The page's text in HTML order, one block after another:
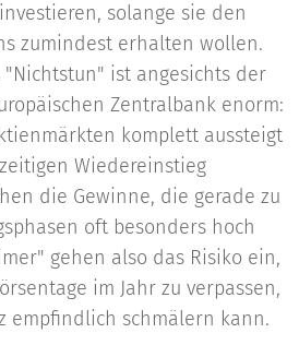
solange sie den
zumindest erhalten wollen.
"Nichtstun" ist angesichts der
Zentralbank enorm:
komplett aussteigt
Wiedereinstieg
die Gewinne, die gerade zu
oft besonders hoch
gehen also das Risiko ein,
im Jahr zu verpassen,
empfindlich schmälern kann.